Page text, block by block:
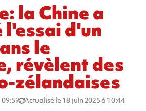
la Chine a
d'un
le
révèlent des
zélandaises
09:59 Actualisé le 18 juin 2025 à 10:44